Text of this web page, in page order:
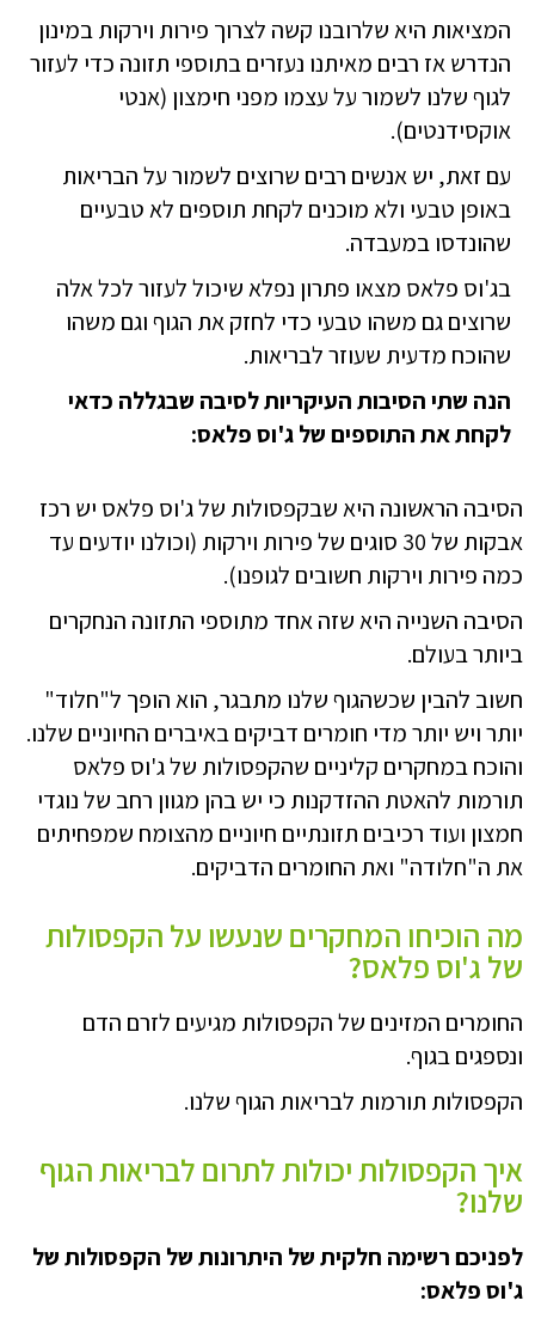
המציאות היא שלרובנו קשה לצרוך פירות וירקות במינון
הנדרש אז רבים מאיתנו נעזרים בתוספי תזונה כדי לעזור
לגוף שלנו לשמור על עצמו מפני חימצון (אנטי
אוקסידנטים).
עם זאת, יש אנשים רבים שרוצים לשמור על הבריאות
באופן טבעי ולא מוכנים לקחת תוספים לא טבעיים
שהונדסו במעבדה.
בג'וס פלאס מצאו פתרון נפלא שיכול לעזור לכל אלה
שרוצים גם משהו טבעי כדי לחזק את הגוף וגם משהו
שהוכח מדעית שעוזר לבריאות.
הנה שתי הסיבות העיקריות לסיבה שבגללה כדאי
לקחת את התוספים של ג'וס פלאס:
הסיבה הראשונה היא שבקפסולות של ג'וס פלאס יש רכז
אבקות של 30 סוגים של פירות וירקות (וכולנו יודעים עד
כמה פירות וירקות חשובים לגופנו).
הסיבה השנייה היא שזה אחד מתוספי התזונה הנחקרים
ביותר בעולם.
חשוב להבין שכשהגוף שלנו מתבגר, הוא הופך ל"חלוד"
יותר ויש יותר מדי חומרים דביקים באיברים החיוניים שלנו.
והוכח במחקרים קליניים שהקפסולות של ג'וס פלאס
תורמות להאטת ההזדקנות כי יש בהן מגוון רחב של נוגדי
חמצון ועוד רכיבים תזונתיים חיוניים מהצומח שמפחיתים
את ה"חלודה" ואת החומרים הדביקים.
מה הוכיחו המחקרים שנעשו על הקפסולות
של ג'וס פלאס?
החומרים המזינים של הקפסולות מגיעים לזרם הדם
ונספגים בגוף.
הקפסולות תורמות לבריאות הגוף שלנו.
איך הקפסולות יכולות לתרום לבריאות הגוף
שלנו?
לפניכם רשימה חלקית של היתרונות של הקפסולות של
ג'וס פלאס: